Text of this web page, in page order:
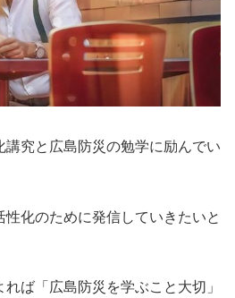
講究と広島防災の勉学に励んでい
化のために発信していきたいと
ば「広島防災を学ぶこと大切」